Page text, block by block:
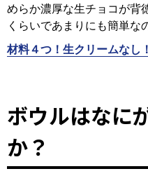
めらか濃厚な生チョコが背
くらいであまりにも簡単な
材料４つ！生クリームなし
ボウルはなに
か？